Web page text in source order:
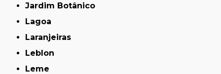
Jardim Botânico
Lagoa
Laranjeiras
Leblon
Leme